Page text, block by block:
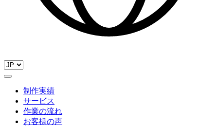
制作実績
サービス
作業の流れ
お客様の声